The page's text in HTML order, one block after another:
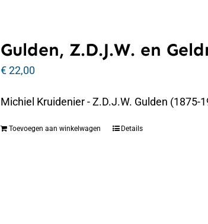
Gulden, Z.D.J.W. en
€22,00
Michiel Kruidenier - Z.D.J.W. Gulden
Toevoegen aan winkelwagen Details